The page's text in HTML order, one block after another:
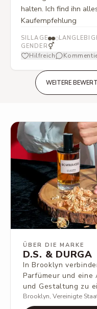
halten. Ich find ihn
Kaufempfehlung
SILLAGE
GENDER ⚥
Hilfreich
WEITERE
ÜBER DIE MARKE
D.S. & DURGA
In Brooklyn
Parfümeur und
und Gestaltung zu
Brooklyn, Vereinigte